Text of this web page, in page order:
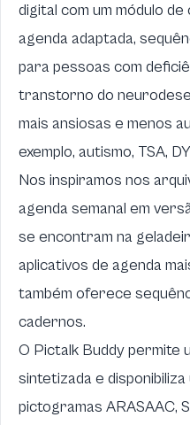
digital com um módulo de
agenda adaptada,
para pessoas com
transtorno do
mais ansiosas e menos
exemplo, autismo, TSA,
Nos inspiramos nos
agenda semanal em
se encontram na
aplicativos de agenda
também oferece
cadernos.
O Pictalk Buddy permite
sintetizada e
pictogramas ARASAAC,